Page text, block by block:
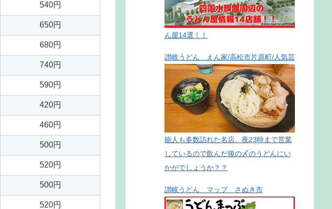
540円
650円
680円
740円
590円
420円
460円
500円
520円
500円
520円
ん屋14選！！
讃岐うどん えん家/高松市片原町/人気芸
能人も多数訪れた名店。夜23時まで営業
しているので飲んだ後の〆のうどんにい
かがでしょうか？？
讃岐うどん マップ さぬき市